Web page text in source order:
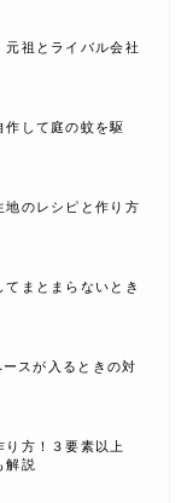
元祖とライバル会社
作して庭の蚊を駆
地のレシピと作り方
まとまらないとき
スが入るときの対
り方！３要素以上
解説